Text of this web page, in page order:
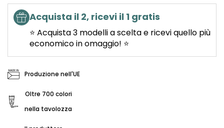
Acquista il 2, ricevi il 1 gratis
⭐ Acquista 3 modelli a scelta e ricevi quello più
economico in omaggio! ⭐
Produzione nell'UE
Oltre 700 colori
nella tavolozza